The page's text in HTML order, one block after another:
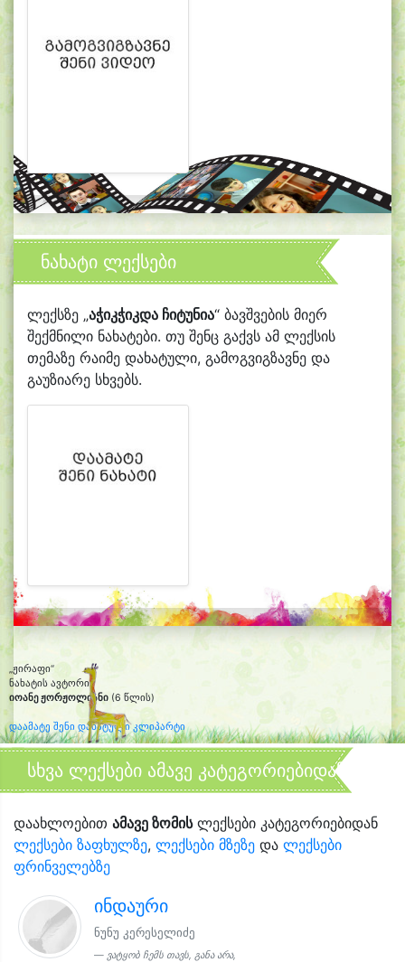
ნახატი ლექსები
ლექსზე „აჭიკჭიკდა ჩიტუნია“ ბავშვების მიერ
შექმნილი ნახატები. თუ შენც გაქვს ამ ლექსის
თემაზე რაიმე დახატული, გამოგვიგზავნე და
გაუზიარე სხვებს.
„ჟირაფი“
ნახატის ავტორი:
იოანე ჟორჟოლიანი (6 წლის)
დაამატე შენი დახატული კლიპარტი
სხვა ლექსები ამავე კატეგორიებიდან
დაახლოებით ამავე ზომისლექსები კატეგორიებიდან
ლექსები ზაფხულზე, ლექსები მზეზე და ლექსები
ფრინველებზე
ინდაური
ნუნუ კერესელიძე
ვატყობ ჩემს თავს, განა არა,